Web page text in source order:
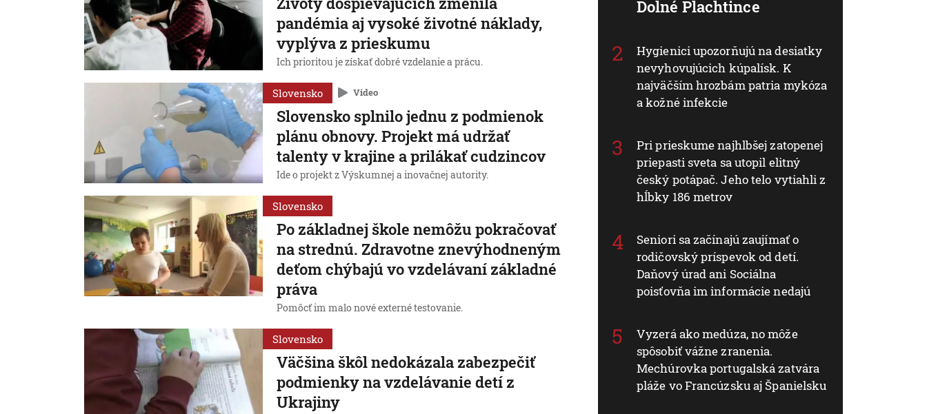
pandémia aj vysoké životné náklady,
vyplýva z prieskumu
Ich prioritou je získať dobré vzdelanie a prácu.
Slovensko Video
Slovensko splnilo jednu z podmienok
plánu obnovy. Projekt má udržať
talenty v krajine a prilákať cudzincov
Ide o projekt z Výskumnej a inovačnej autority.
Slovensko
Po základnej škole nemôžu pokračovať
na strednú. Zdravotne znevýhodneným
deťom chýbajú vo vzdelávaní základné
práva
Pomôcť im malo nové externé testovanie.
Slovensko
Väčšina škôl nedokázala zabezpečiť
podmienky na vzdelávanie detí z
Ukrajiny
Dolné Plachtince
Hygienici upozorňujú na desiatky
nevyhovujúcich kúpalísk. K
najväčším hrozbám patria mykóza
a kožné infekcie
Pri prieskume najhlbšej zatopenej
priepasti sveta sa utopil elitný
český potápač. Jeho telo vytiahli z
hĺbky 186 metrov
Seniori sa začínajú zaujímať o
rodičovský príspevok od detí.
Daňový úrad ani Sociálna
poisťovňa im informácie nedajú
Vyzerá ako medúza, no môže
spôsobiť vážne zranenia.
Mechúrovka portugalská zatvára
pláže vo Francúzsku aj Španielsku